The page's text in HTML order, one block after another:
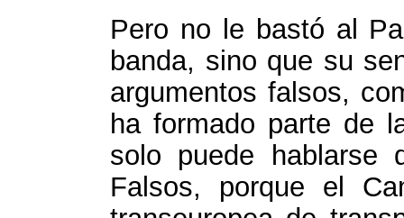
Pero no le bastó al
banda, sino que su
argumentos falsos,
ha formado parte de
solo puede hablarse
Falsos, porque el